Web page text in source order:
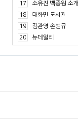
17
소유진 백종원 소개
18
대화면 도서관
19
김관영 손범규
20
뉴데일리